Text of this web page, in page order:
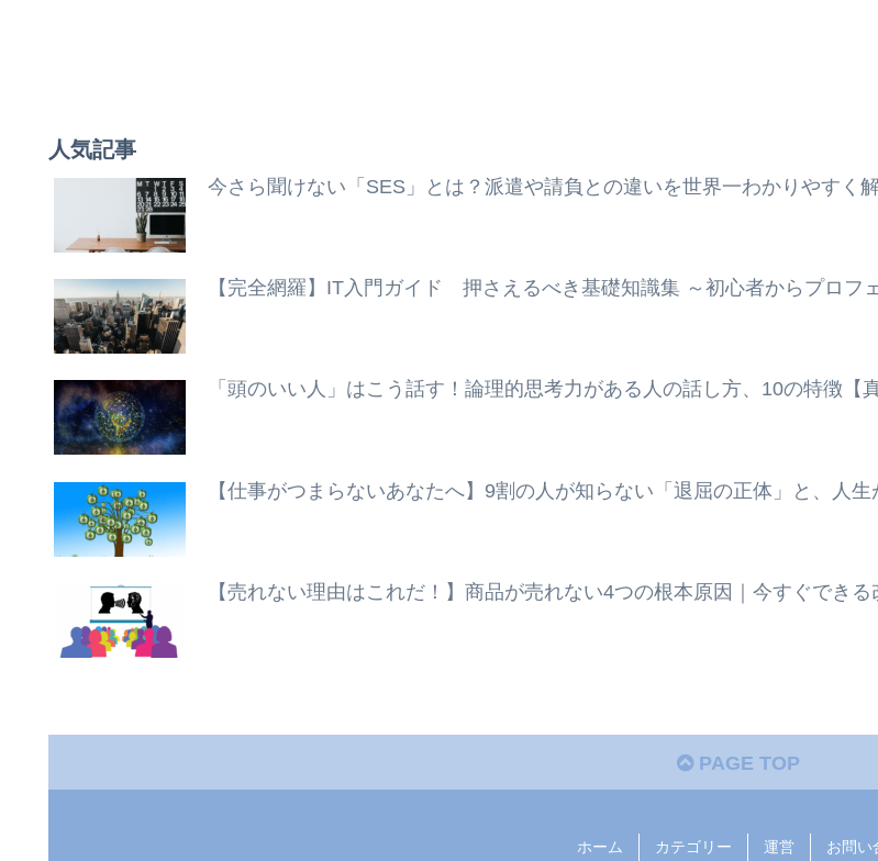
人気記事
今さら聞けない「SES」とは？派遣や請負との違いを世界一わかりやすく
【完全網羅】IT入門ガイド 押さえるべき基礎知識集 ～初心者からプロフ
「頭のいい人」はこう話す！論理的思考力がある人の話し方、10の特徴【
【仕事がつまらないあなたへ】9割の人が知らない「退屈の正体」と、人生
【売れない理由はこれだ！】商品が売れない4つの根本原因｜今すぐできる
PAGE TOP
ホーム カテゴリー 運営 お問い